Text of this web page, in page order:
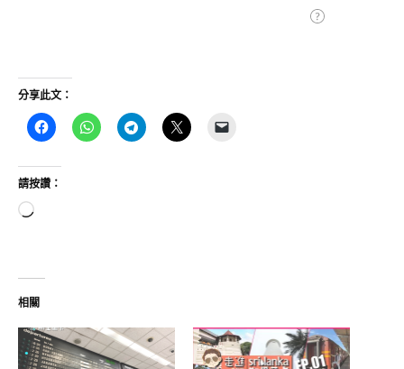
分享此文：
請按讚：
正
入...
相關